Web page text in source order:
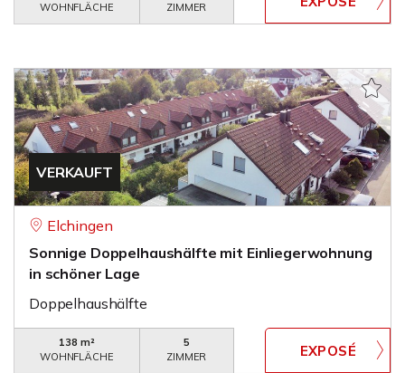
WOHNFLÄCHE
ZIMMER
VERKAUFT
Elchingen
Sonnige Doppelhaushälfte mit Einliegerwohnung
in schöner Lage
Doppelhaushälfte
138 m²
WOHNFLÄCHE
5
ZIMMER